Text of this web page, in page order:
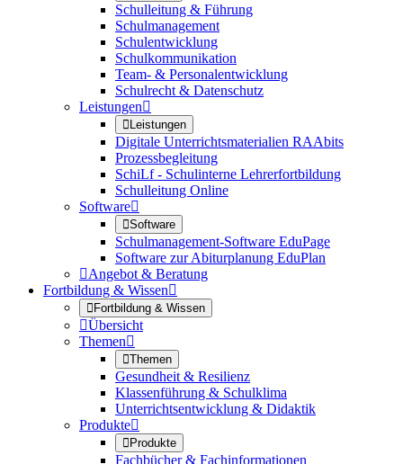
Schulleitung & Führung
Schulmanagement
Schulentwicklung
Schulkommunikation
Team- & Personalentwicklung
Schulrecht & Datenschutz
Leistungen
Leistungen
Digitale Unterrichtsmaterialien RAAbits
Prozessbegleitung
SchiLf - Schulinterne Lehrerfortbildung
Schulleitung Online
Software
Software
Schulmanagement-Software EduPage
Software zur Abiturplanung EduPlan
Angebot & Beratung
Fortbildung & Wissen
Fortbildung & Wissen
Übersicht
Themen
Themen
Gesundheit & Resilienz
Klassenführung & Schulklima
Unterrichtsentwicklung & Didaktik
Produkte
Produkte
Fachbücher & Fachinformationen